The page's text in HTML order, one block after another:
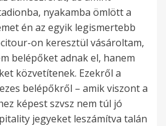
nyakamba ömlött a
én az egyik legismertebb
on keresztül vásároltam,
belépőket adnak el, hanem
közvetítenek. Ezekről a
belépőkről – amik viszont a
képest szvsz nem túl jó
jegyeket leszámítva talán